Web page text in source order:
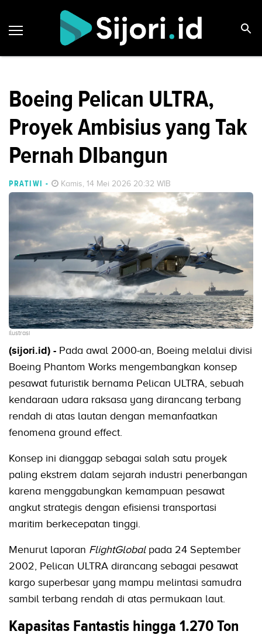
Boeing Pelican ULTRA,
Proyek Ambisius yang Tak
Pernah DIbangun
PRATIWI - Kamis, 14 Mei 2026 20:32 WIB
ilustrasi
(sijori.id) - Pada awal 2000-an, Boeing melalui divisi
Boeing Phantom Works mengembangkan konsep
pesawat futuristik bernama Pelican ULTRA, sebuah
kendaraan udara raksasa yang dirancang terbang
rendah di atas lautan dengan memanfaatkan
fenomena ground effect.
Konsep ini dianggap sebagai salah satu proyek
paling ekstrem dalam sejarah industri penerbangan
karena menggabungkan kemampuan pesawat
angkut strategis dengan efisiensi transportasi
maritim berkecepatan tinggi.
Menurut laporan FlightGlobal pada 24 September
2002, Pelican ULTRA dirancang sebagai pesawat
kargo superbesar yang mampu melintasi samudra
sambil terbang rendah di atas permukaan laut.
Kapasitas Fantastis hingga 1.270 Ton